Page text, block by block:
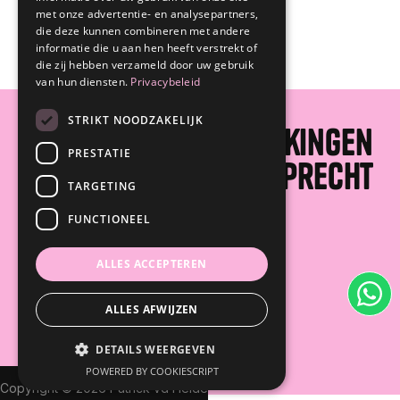
Verzenden
Verzenden
De beste samenwerkingen
beginnen met een oprecht
gesprek.
plan een gesprek
plan een gesprek
of bel: 06 - 23 22 05 98
Copyright © 2026 Patrick vd Heide
met onze advertentie- en analysepartners,
die deze kunnen combineren met andere
informatie die u aan hen heeft verstrekt of
die zij hebben verzameld door uw gebruik
van hun diensten. Privacybeleid
STRIKT NOODZAKELIJK
PRESTATIE
TARGETING
FUNCTIONEEL
ALLES ACCEPTEREN
ALLES AFWIJZEN
DETAILS WEERGEVEN
POWERED BY COOKIESCRIPT